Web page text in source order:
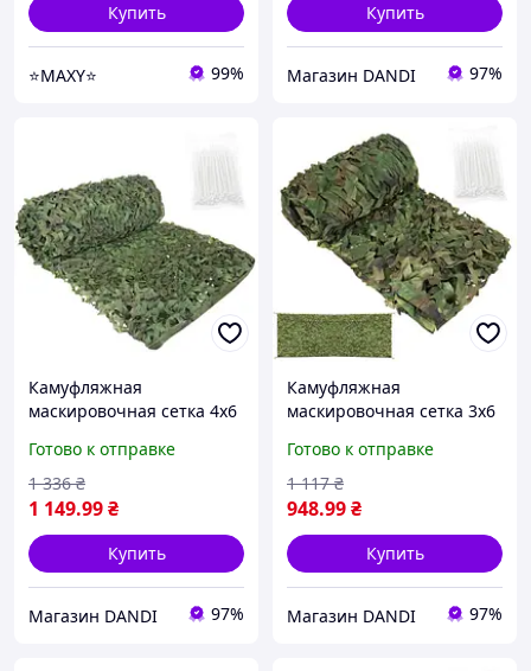
Купить
⭐MAXY⭐ 99%
Купить
Магазин DANDI 97%
Камуфляжная
маскировочная сетка 4x6
стяжек
Готово к отправке
1 149.99₴
1 336 ₴
Купить
Магазин DANDI 97%
Камуфляжная
маскировочная сетка 3x6
стяжек
Готово к отправке
948.99₴
1 117 ₴
Купить
Магазин DANDI 97%